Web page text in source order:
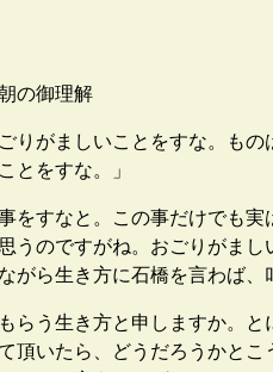
の御理解
ましいことをすな。もの
とをすな。」
をすなと。この事だけでも
うのですがね。おごりがま
がら生き方に石橋を言わば、
う生き方と申しますか。と
頂いたら、どうだろうかと